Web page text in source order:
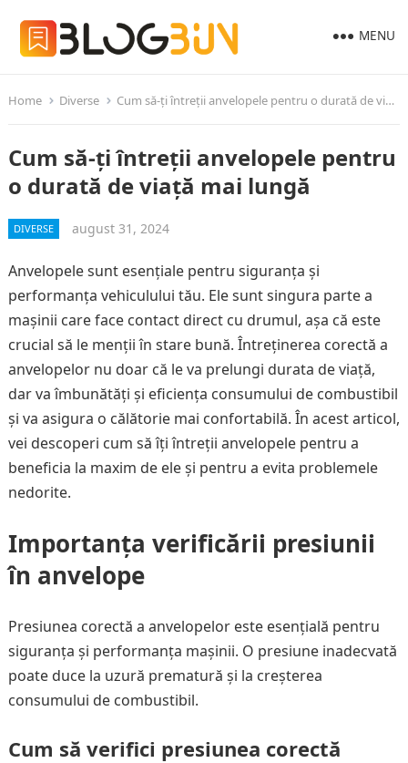
MENU
Home Diverse Cum să-ți întreții anvelopele pentru o durată de viață mai lungă
Cum să-ți întreții anvelopele pentru
o durată de viață mai lungă
DIVERSE august 31, 2024
Anvelopele sunt esențiale pentru siguranța și
performanța vehiculului tău. Ele sunt singura parte a
mașinii care face contact direct cu drumul, așa că este
crucial să le menții în stare bună. Întreținerea corectă a
anvelopelor nu doar că le va prelungi durata de viață,
dar va îmbunătăți și eficiența consumului de combustibil
și va asigura o călătorie mai confortabilă. În acest articol,
vei descoperi cum să îți întreții anvelopele pentru a
beneficia la maxim de ele și pentru a evita problemele
nedorite.
Importanța verificării presiunii
în anvelope
Presiunea corectă a anvelopelor este esențială pentru
siguranța și performanța mașinii. O presiune inadecvată
poate duce la uzură prematură și la creșterea
consumului de combustibil.
Cum să verifici presiunea corectă